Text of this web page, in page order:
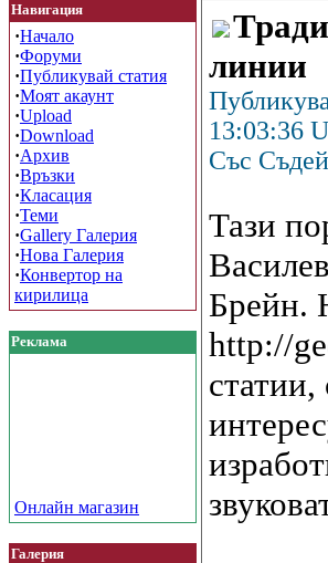
Навигация
·Начало
·Форуми
·Публикувай статия
·Моят акаунт
·Upload
·Download
·Архив
·Връзки
·Класация
·Теми
·Gallery Галерия
·Нова Галерия
·Конвертор на
кирилица
Реклама
Онлайн магазин
Галерия
линии
13:03:36
Със
Тази
Брейн.
http://